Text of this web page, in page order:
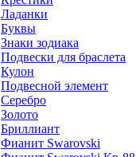
Ладанки
Буквы
Знаки зодиака
Подвески для браслета
Кулон
Подвесной элемент
Серебро
Золото
Бриллиант
Фианит Swarovski